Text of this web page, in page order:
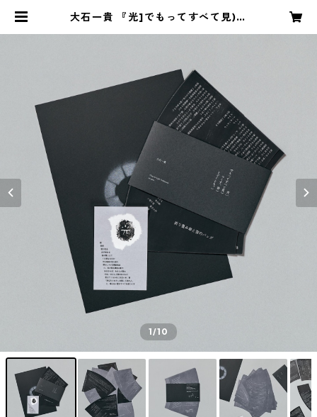
大石一貴 『光]でもってすべて見)つ
1/10